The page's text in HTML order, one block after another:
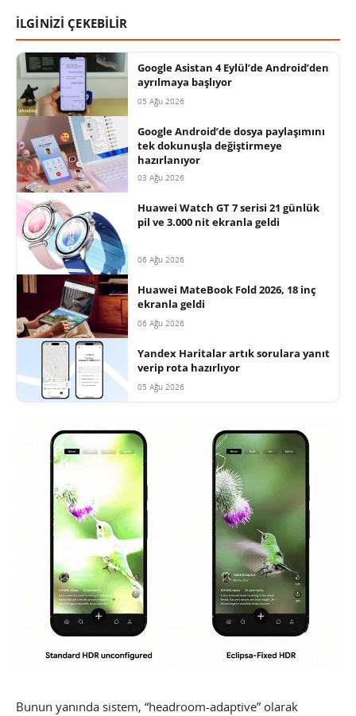
İLGİNİZİ ÇEKEBİLİR
Google Asistan 4 Eylül’de Android’den
ayrılmaya başlıyor
05 Ağu 2026
Google Android’de dosya paylaşımını
tek dokunuşla değiştirmeye
hazırlanıyor
03 Ağu 2026
Huawei Watch GT 7 serisi 21 günlük
pil ve 3.000 nit ekranla geldi
06 Ağu 2026
Huawei MateBook Fold 2026, 18 inç
ekranla geldi
06 Ağu 2026
Yandex Haritalar artık sorulara yanıt
verip rota hazırlıyor
05 Ağu 2026
Bunun yanında sistem, “headroom-adaptive” olarak